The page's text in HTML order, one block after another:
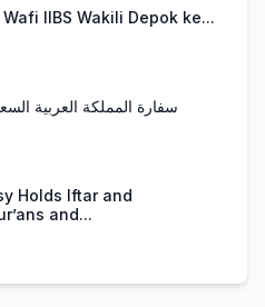
IIBS Wakili Depok ke...
سفارة المملكة العربية
Holds Iftar and
and...